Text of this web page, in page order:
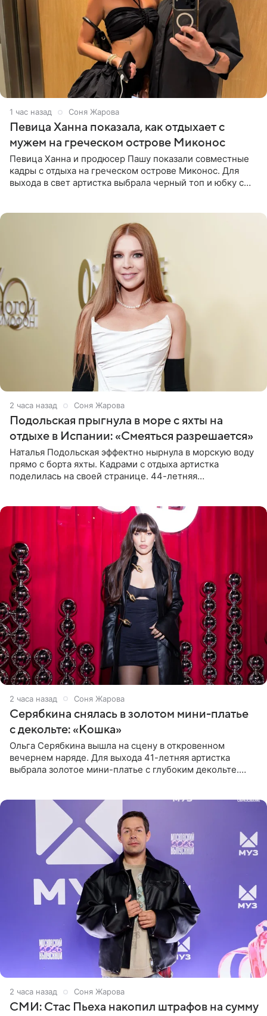
1 час назад Соня Жарова
Певица Ханна показала, как отдыхает с
мужем на греческом острове Миконос
Певица Ханна и продюсер Пашу показали совместные
кадры с отдыха на греческом острове Миконос. Для
выхода в свет артистка выбрала черный топ и юбку с
2 часа назад Соня Жарова
Подольская прыгнула в море с яхты на
отдыхе в Испании: «Смеяться разрешается»
Наталья Подольская эффектно нырнула в морскую воду
прямо с борта яхты. Кадрами с отдыха артистка
поделилась на своей странице. 44-летняя
2 часа назад Соня Жарова
Серябкина снялась в золотом мини-платье
с декольте: «Кошка»
Ольга Серябкина вышла на сцену в откровенном
вечернем наряде. Для выхода 41-летняя артистка
выбрала золотое мини-платье с глубоким декольте.
2 часа назад Соня Жарова
СМИ: Стас Пьеха накопил штрафов на сумму